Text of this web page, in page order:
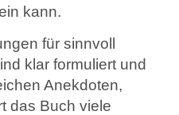
kann.
für sinnvoll
klar formuliert und
Anekdoten,
das Buch viele